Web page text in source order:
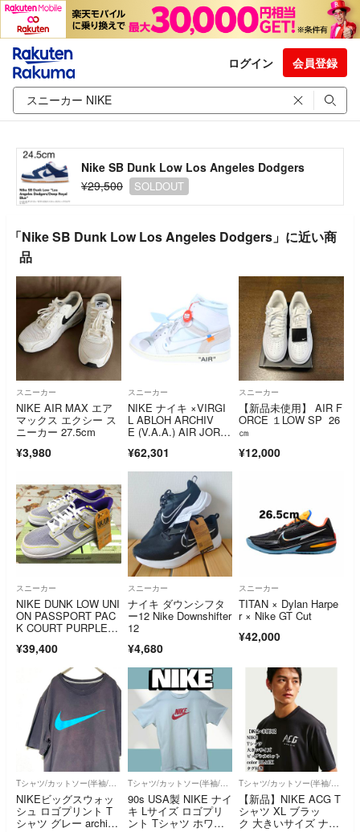
ログイン 会員登録
Nike SB Dunk Low Los Angeles Dodgers
¥29,500
SOLDOUT
「Nike SB Dunk Low Los Angeles Dodgers」に近い商
品
スニーカー
NIKE AIR MAX エア
マックス エクシー ス
ニーカー 27.5cm
¥3,980
スニーカー
NIKE ナイキ ×VIRGI
L ABLOH ARCHIV
E (V.A.A.) AIR JORD
G ALASKAAA エアジ
ョーダン1 レトロ ア
ラスカ ハイカットス
ニーカー ホワイト US
9/27cm 3834-100
¥62,301
スニーカー
【新品未使用】 AIR F
ORCE １LOW SP 26
㎝
¥12,000
スニーカー
NIKE DUNK LOW UNI
ON PASSPORT PAC
K COURT PURPLE 3
¥39,400
スニーカー
ナイキ ダウンシフタ
ー12 Nike Downshifter
12
¥4,680
スニーカー
TITAN × Dylan Harpe
r × Nike GT Cut
¥42,000
Tシャツ/カットソー(半袖/袖なし)
NIKEビッグスウォッ
シュ ロゴプリント T
シャツ グレー archiv
Tシャツ/カットソー(半袖/袖なし)
90s USA製 NIKE ナイ
キ Lサイズ ロゴプリ
ント Tシャツ ホワイ
Tシャツ/カットソー(半袖/袖なし)
【新品】NIKE ACG T
シャツ XL ブラッ
ク 大きいサイズ ナイ